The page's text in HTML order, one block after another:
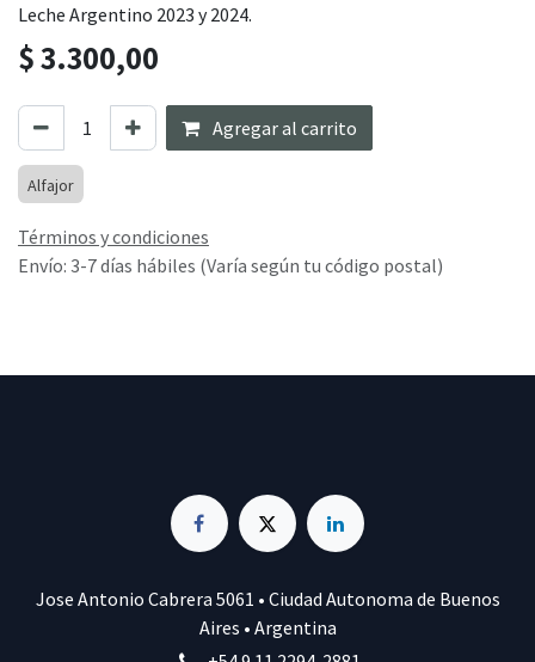
Leche Argentino 2023 y 2024.
$3.300,00
Agregar al carrito
Alfajor
Términos y condiciones
Envío: 3-7 días hábiles (Varía según tu código postal)
Jose Antonio Cabrera 5061 • Ciudad Autonoma de Buenos
Aires • Argentina